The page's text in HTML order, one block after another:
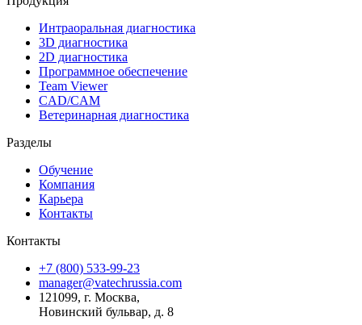
Интраоральная диагностика
3D диагностика
2D диагностика
Программное обеспечение
Team Viewer
CAD/CAM
Ветеринарная диагностика
Разделы
Обучение
Компания
Карьера
Контакты
Контакты
+7 (800) 533-99-23
manager@vatechrussia.com
121099, г. Москва,
Новинский бульвар, д. 8